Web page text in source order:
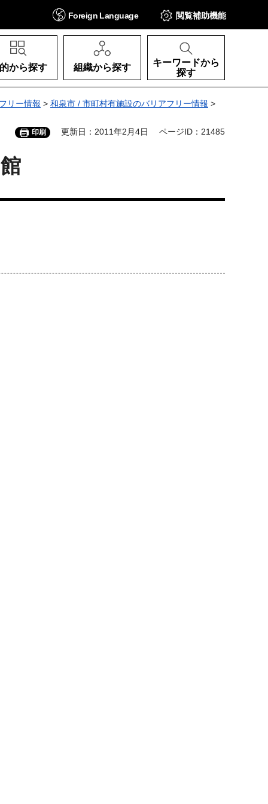
Foreign Language 閲覧補助機能
から探す 組織から探す
キーワードから
探す
リー情報 > 和泉市 / 市町村有施設のバリアフリー情報 >
印刷 更新日：2011年2月4日 ページID：21485